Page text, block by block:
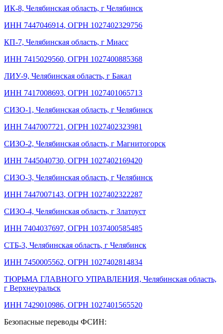
ИК-8, Челябинская область, г Челябинск
ИНН 7447046914, ОГРН 1027402329756
КП-7, Челябинская область, г Миасс
ИНН 7415029560, ОГРН 1027400885368
ЛИУ-9, Челябинская область, г Бакал
ИНН 7417008693, ОГРН 1027401065713
СИЗО-1, Челябинская область, г Челябинск
ИНН 7447007721, ОГРН 1027402323981
СИЗО-2, Челябинская область, г Магнитогорск
ИНН 7445040730, ОГРН 1027402169420
СИЗО-3, Челябинская область, г Челябинск
ИНН 7447007143, ОГРН 1027402322287
СИЗО-4, Челябинская область, г Златоуст
ИНН 7404037697, ОГРН 1037400585485
СТБ-3, Челябинская область, г Челябинск
ИНН 7450005562, ОГРН 1027402814834
ТЮРЬМА ГЛАВНОГО УПРАВЛЕНИЯ, Челябинская область,
г Верхнеуральск
ИНН 7429010986, ОГРН 1027401565520
Безопасные переводы ФСИН: